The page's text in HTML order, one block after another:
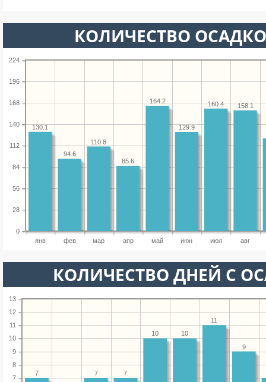
КОЛИЧЕСТВО
янв фев мар апр май июн июл авг
0
28
56
84
112
140
168
196
224
158.1
160.4
129.9
164.2
85.6
110.8
94.6
130.1
КОЛИЧЕСТВО ДНЕЙ С
7
8
9
10
11
12
13
9
11
10
10
7
7
7